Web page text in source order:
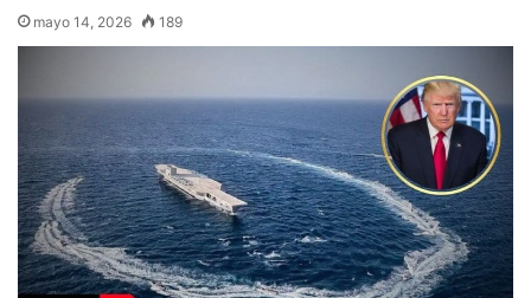
mayo 14, 2026 189